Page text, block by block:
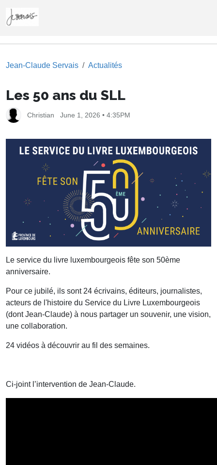
Jean-Claude Servais Actualités
Les 50 ans du SLL
Christian June 1, 2026 • 4:35PM
Le service du livre luxembourgeois fête son 50ème
anniversaire.
Pour ce jubilé, ils sont 24 écrivains, éditeurs, journalistes,
acteurs de l'histoire du Service du Livre Luxembourgeois
(dont Jean-Claude) à nous partager un souvenir, une vision,
une collaboration.
24 vidéos à découvrir au fil des semaines.
Ci-joint l’intervention de Jean-Claude.